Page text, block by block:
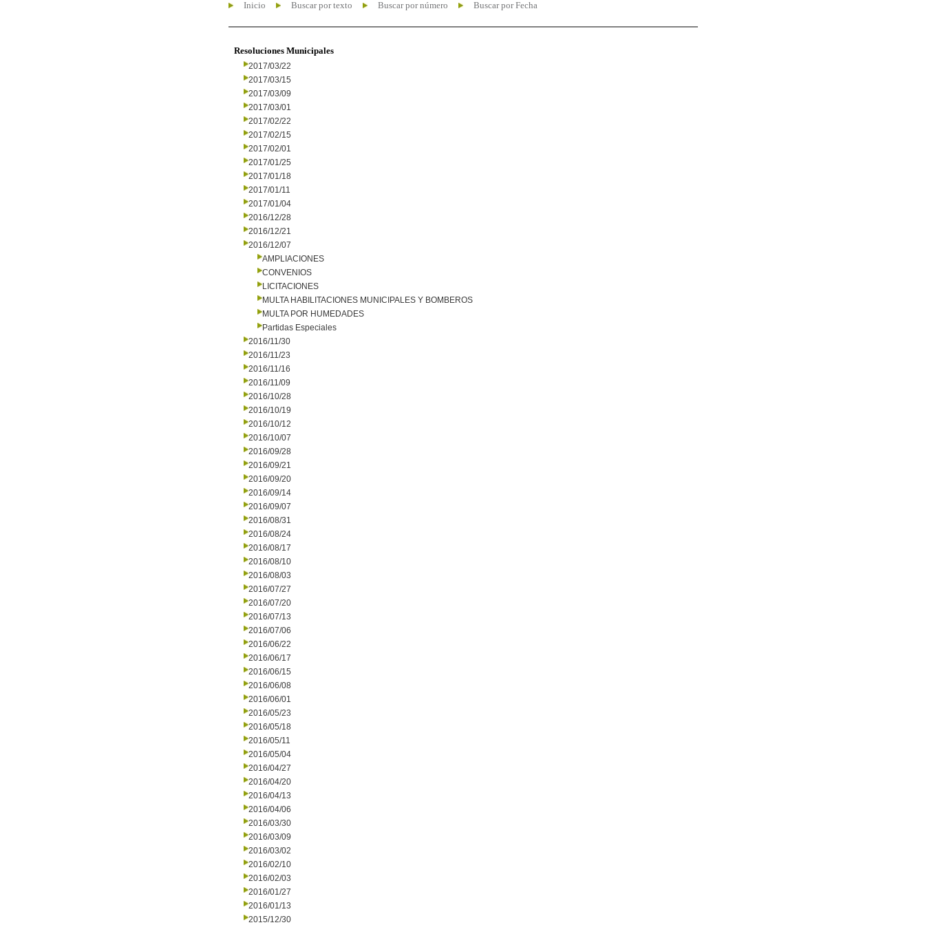
Inicio Buscar por texto Buscar por número Buscar por Fecha
Resoluciones Municipales
2017/03/22
2017/03/15
2017/03/09
2017/03/01
2017/02/22
2017/02/15
2017/02/01
2017/01/25
2017/01/18
2017/01/11
2017/01/04
2016/12/28
2016/12/21
2016/12/07
AMPLIACIONES
CONVENIOS
LICITACIONES
MULTA HABILITACIONES MUNICIPALES Y BOMBEROS
MULTA POR HUMEDADES
Partidas Especiales
2016/11/30
2016/11/23
2016/11/16
2016/11/09
2016/10/28
2016/10/19
2016/10/12
2016/10/07
2016/09/28
2016/09/21
2016/09/20
2016/09/14
2016/09/07
2016/08/31
2016/08/24
2016/08/17
2016/08/10
2016/08/03
2016/07/27
2016/07/20
2016/07/13
2016/07/06
2016/06/22
2016/06/17
2016/06/15
2016/06/08
2016/06/01
2016/05/23
2016/05/18
2016/05/11
2016/05/04
2016/04/27
2016/04/20
2016/04/13
2016/04/06
2016/03/30
2016/03/09
2016/03/02
2016/02/10
2016/02/03
2016/01/27
2016/01/13
2015/12/30